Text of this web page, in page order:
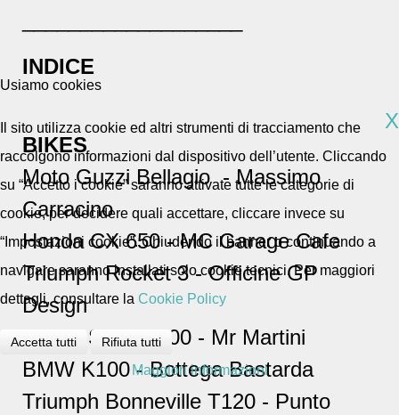
INDICE
BIKES
Moto Guzzi Bellagio - Massimo
Carracino
Honda CX 650 - MC Garage Cafe
Triumph Rocket 3 - Officine GP
Design
Ducati Sport 1000 - Mr Martini
BMW K100 - Bottega Bastarda
Triumph Bonneville T120 - Punto
Usiamo cookies
X
Il sito utilizza cookie ed altri strumenti di tracciamento che
raccolgono informazioni dal dispositivo dell’utente. Cliccando
su “Accetto i cookie” saranno attivate tutte le categorie di
cookie, per decidere quali accettare, cliccare invece su
“Impostazioni cookie”. Chiudendo il banner o continuando a
navigare saranno installati solo cookie tecnici. Per maggiori
dettagli, consultare la Cookie Policy
Accetta tutti Rifiuta tutti
Maggiori informazioni